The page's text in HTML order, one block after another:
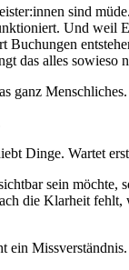
sind
Und weil
Buchungen
das alles sowieso
ganz Menschliches.
Dinge. Wartet
sein möchte,
die Klarheit fehlt,
ein Missverständnis.